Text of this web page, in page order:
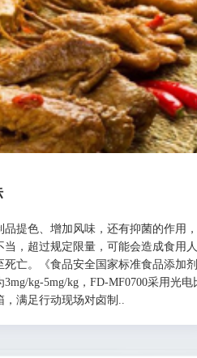
品提色、增加风味，还有抑菌的作用
，超过规定限量，可能会造成食用
亡。《食品安全国家标准食品添加
kg-5mg/kg，FD-MF0700采用光电
满足行动现场对卤制..